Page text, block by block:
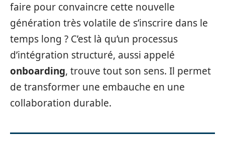
faire pour convaincre cette nouvelle
génération très volatile de s’inscrire dans le
temps long ? C’est là qu’un processus
d’intégration structuré, aussi appelé
onboarding, trouve tout son sens. Il permet
de transformer une embauche en une
collaboration durable.